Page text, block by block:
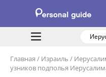
Главная / Израиль /
узников подполья